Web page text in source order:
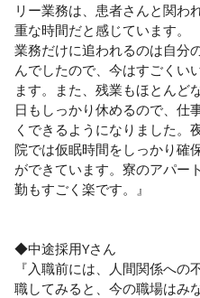
リー業務は、患者さんと関わ
重な時間だと感じています。
業務だけに追われるのは自分
んでしたので、今はすごくい
ます。また、残業もほとんど
日もしっかり休めるので、仕
くできるようになりました。
院では仮眠時間をしっかり確
ができています。寮のアパー
勤もすごく楽です。』
◆中途採用Yさん
『入職前には、人間関係へ
職してみると、今の職場はみ